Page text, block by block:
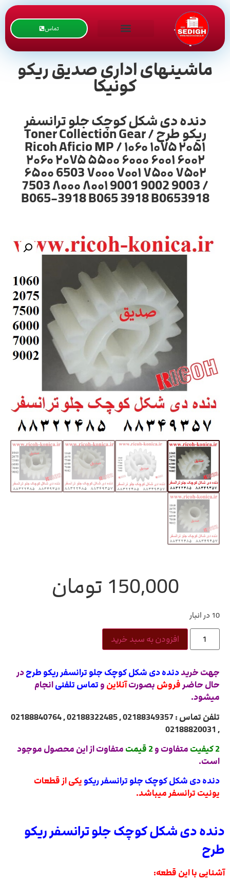
تماس
ماشینهای اداری صدیق ریکو
کونیکا
دنده دی شکل کوچک جلو ترانسفر
ریکو طرح / Toner Collection Gear
Ricoh Aficio MP / ۱۰۶۰ ۱۰۷۵ ۲۰۵۱
۲۰۶۰ ۲۰۷۵ ۵۵۰۰ ۶۰۰۰ ۶۰۰۱ ۶۰۰۲
۶۵۰۰ 6503 ۷۰۰۰ ۷۰۰۱ ۷۵۰۰ ۷۵۰۲
7503 ۸۰۰۰ ۸۰۰۱ 9001 9002 9003 /
B065-3918 B065 3918 B0653918
150,000 تومان
10 در انبار
افزودن به سبد خرید
جهت خریددنده دی شکل کوچک جلو ترانسفر ریکو طرحدر
حال حاضرفروش بصورتآنلاین و تماس تلفنیانجام
میشود.
تلفن تماس : 02188349357 , 02188322485 , 02188840764
, 02188820031
2 کیفیت
متفاوت و 2 قیمت
متفاوت از این محصول موجود
است.
دنده دی شکل کوچک جلو ترانسفر ریکو یکی از قطعات
یونیت ترانسفر میباشد.
دنده دی شکل کوچک جلو ترانسفر ریکو
طرح
آشنایی با این قطعه: